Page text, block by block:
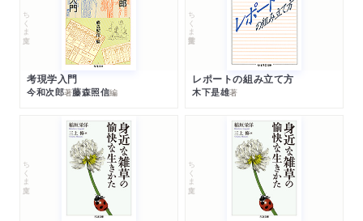
ちくま文庫
考現学入門
今和次郎著藤森照信編
ちくま学芸文庫
レポートの組み立て方
木下是雄著
ちくま文庫 ちくま文庫